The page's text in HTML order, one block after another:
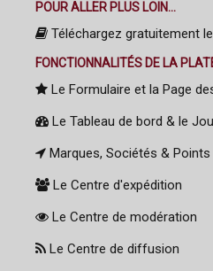
POUR ALLER PLUS LOIN...
Téléchargez gratuitement
FONCTIONNALITÉS DE LA
Le Formulaire et la Page
Le Tableau de bord & le
Marques, Sociétés & Points
Le Centre d'expédition
Le Centre de modération
Le Centre de diffusion